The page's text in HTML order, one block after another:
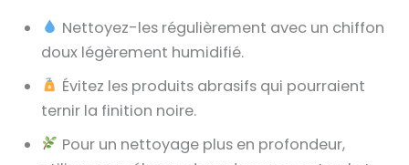
Nettoyez-les régulièrement avec un chiffon
doux légèrement humidifié.
Évitez les produits abrasifs qui pourraient
ternir la finition noire.
Pour un nettoyage plus en profondeur,